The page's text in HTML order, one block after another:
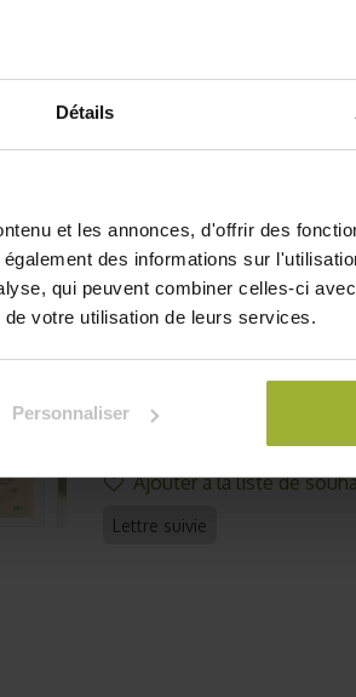
Détails
et les annonces, d'offrir des
des informations sur
qui peuvent combiner celles-ci
votre utilisation de leurs services.
Personnaliser
Découvrez le kit jardinage
ancienne bio
conseils de nos experts
pour des récoltes
votre semis dès la
AB par Ecocert et
situation de handicap.
22,65€ TVA comprise
Ajouter à la liste de
Lettre suivie